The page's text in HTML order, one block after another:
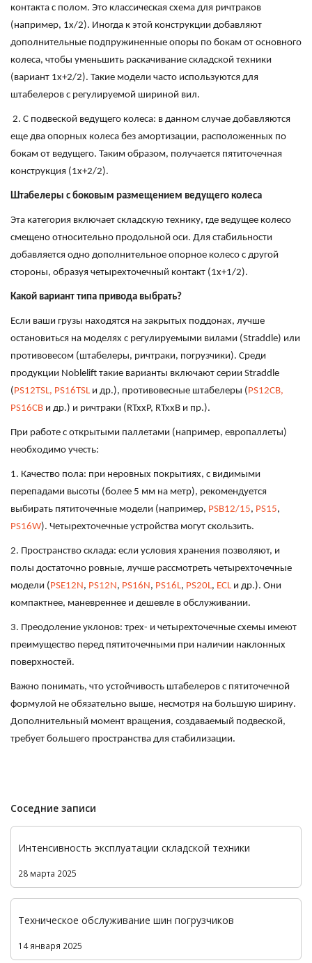
контакта с полом. Это классическая схема для ричтраков
(например, 1x/2). Иногда к этой конструкции добавляют
дополнительные подпружиненные опоры по бокам от основного
колеса, чтобы уменьшить раскачивание складской техники
(вариант 1x+2/2). Такие модели часто используются для
штабелеров с регулируемой шириной вил.
2. С подвеской ведущего колеса: в данном случае добавляются
еще два опорных колеса без амортизации, расположенных по
бокам от ведущего. Таким образом, получается пятиточечная
конструкция (1x+2/2).
Штабелеры с боковым размещением ведущего колеса
Эта категория включает складскую технику, где ведущее колесо
смещено относительно продольной оси. Для стабильности
добавляется одно дополнительное опорное колесо с другой
стороны, образуя четырехточечный контакт (1x+1/2).
Какой вариант типа привода выбрать?
Если ваши грузы находятся на закрытых поддонах, лучше
остановиться на моделях с регулируемыми вилами (Straddle) или
противовесом (штабелеры, ричтраки, погрузчики). Среди
продукции Noblelift такие варианты включают серии Straddle
(PS12TSL, PS16TSL и др.), противовесные штабелеры (PS12CB,
PS16CB и др.) и ричтраки (RTxxP, RTxxB и пр.).
При работе с открытыми паллетами (например, европаллеты)
необходимо учесть:
1. Качество пола: при неровных покрытиях, с видимыми
перепадами высоты (более 5 мм на метр), рекомендуется
выбирать пятиточечные модели (например, PSB12/15, PS15,
PS16W). Четырехточечные устройства могут скользить.
2. Пространство склада: если условия хранения позволяют, и
полы достаточно ровные, лучше рассмотреть четырехточечные
модели (PSE12N, PS12N, PS16N, PS16L, PS20L, ECL и др.). Они
компактнее, маневреннее и дешевле в обслуживании.
3. Преодоление уклонов: трех- и четырехточечные схемы имеют
преимущество перед пятиточечными при наличии наклонных
поверхностей.
Важно понимать, что устойчивость штабелеров с пятиточечной
формулой не обязательно выше, несмотря на большую ширину.
Дополнительный момент вращения, создаваемый подвеской,
требует большего пространства для стабилизации.
Соседние записи
Интенсивность эксплуатации складской техники
28 марта 2025
Техническое обслуживание шин погрузчиков
14 января 2025